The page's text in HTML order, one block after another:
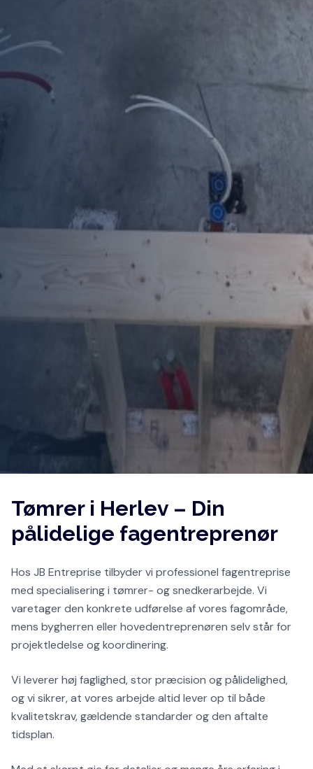
Tømrer i Herlev – Din
pålidelige fagentreprenør
Hos JB Entreprise tilbyder vi professionel fagentreprise
med specialisering i tømrer- og snedkerarbejde. Vi
varetager den konkrete udførelse af vores fagområde,
mens bygherren eller hovedentreprenøren selv står for
projektledelse og koordinering.
Vi leverer høj faglighed, stor præcision og pålidelighed,
og vi sikrer, at vores arbejde altid lever op til både
kvalitetskrav, gældende standarder og den aftalte
tidsplan.